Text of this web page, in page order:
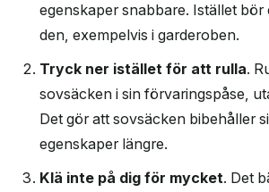
egenskaper snabbare. Istället bör
den, exempelvis i garderoben.
Tryck ner istället för att rulla.
sovsäcken i sin förvaringspåse,
Det gör att sovsäcken bibehåller
egenskaper längre.
Klä inte på dig för mycket. Det